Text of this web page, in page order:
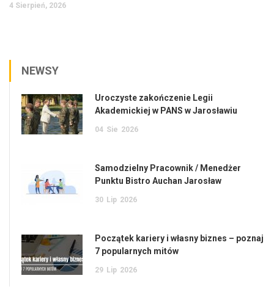
4 Sierpień, 2026
NEWSY
Uroczyste zakończenie Legii
Akademickiej w PANS w Jarosławiu
04 Sie 2026
Samodzielny Pracownik / Menedżer
Punktu Bistro Auchan Jarosław
30 Lip 2026
Początek kariery i własny biznes – poznaj
7 popularnych mitów
29 Lip 2026